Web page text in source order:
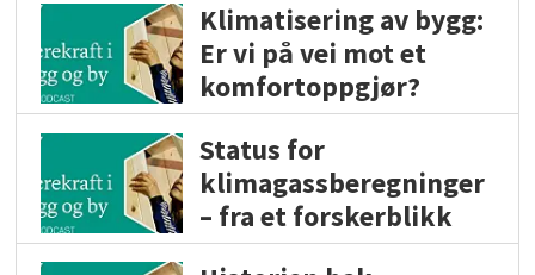
Klimatisering av bygg:
Er vi på vei mot et
komfortoppgjør?
Status for
klimagassberegninger
– fra et forskerblikk